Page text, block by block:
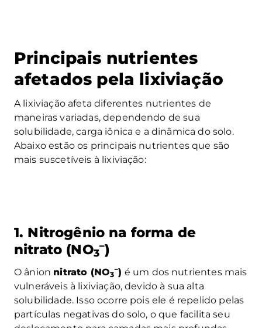
Principais nutrientes
afetados pela lixiviação
A lixiviação afeta diferentes nutrientes de
maneiras variadas, dependendo de sua
solubilidade, carga iônica e a dinâmica do solo.
Abaixo estão os principais nutrientes que são
mais suscetíveis à lixiviação:
1. Nitrogênio na forma de
nitrato (NO3
–)
O ânion nitrato (NO3
−) é um dos nutrientes mais
vulneráveis à lixiviação, devido à sua alta
solubilidade. Isso ocorre pois ele é repelido pelas
partículas negativas do solo, o que facilita seu